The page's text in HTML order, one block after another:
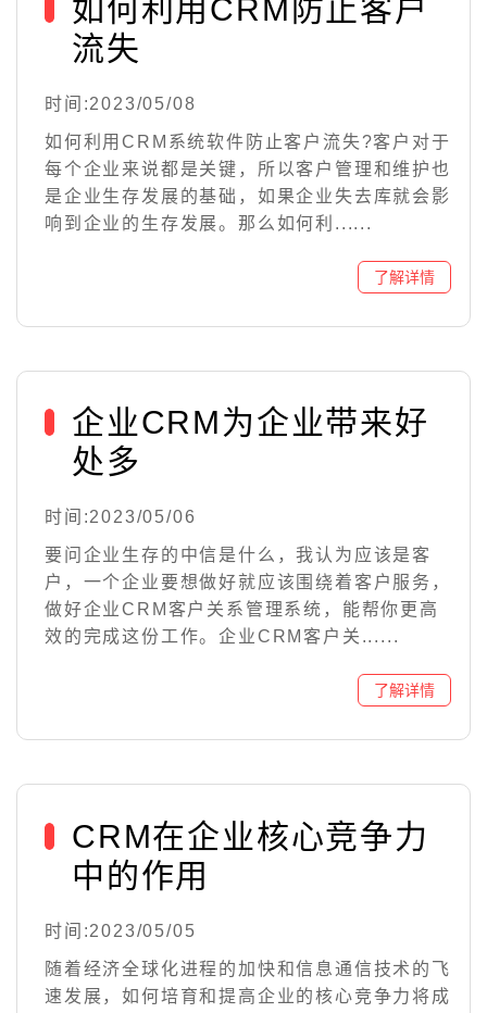
如何利用CRM防止客户
流失
时间:2023/05/08
如何利用CRM系统软件防止客户流失?客户对于
每个企业来说都是关键，所以客户管理和维护也
是企业生存发展的基础，如果企业失去库就会影
响到企业的生存发展。那么如何利......
企业CRM为企业带来好
处多
时间:2023/05/06
要问企业生存的中信是什么，我认为应该是客
户，一个企业要想做好就应该围绕着客户服务，
做好企业CRM客户关系管理系统，能帮你更高
效的完成这份工作。企业CRM客户关......
CRM在企业核心竞争力
中的作用
时间:2023/05/05
随着经济全球化进程的加快和信息通信技术的飞
速发展，如何培育和提高企业的核心竞争力将成